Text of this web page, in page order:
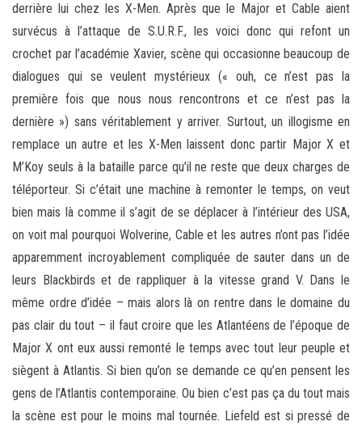
derrière lui chez les X-Men. Après que le Major et Cable aient
survécus à l’attaque de S.U.R.F., les voici donc qui refont un
crochet par l’académie Xavier, scène qui occasionne beaucoup de
dialogues qui se veulent mystérieux (« ouh, ce n’est pas la
première fois que nous nous rencontrons et ce n’est pas la
dernière ») sans véritablement y arriver. Surtout, un illogisme en
remplace un autre et les X-Men laissent donc partir Major X et
M’Koy seuls à la bataille parce qu’il ne reste que deux charges de
téléporteur. Si c’était une machine à remonter le temps, on veut
bien mais là comme il s’agit de se déplacer à l’intérieur des USA,
on voit mal pourquoi Wolverine, Cable et les autres n’ont pas l’idée
apparemment incroyablement compliquée de sauter dans un de
leurs Blackbirds et de rappliquer à la vitesse grand V. Dans le
même ordre d’idée – mais alors là on rentre dans le domaine du
pas clair du tout – il faut croire que les Atlantéens de l’époque de
Major X ont eux aussi remonté le temps avec tout leur peuple et
siègent à Atlantis. Si bien qu’on se demande ce qu’en pensent les
gens de l’Atlantis contemporaine. Ou bien c’est pas ça du tout mais
la scène est pour le moins mal tournée. Liefeld est si pressé de